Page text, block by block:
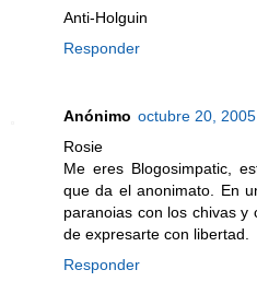
Anti-Holguin
Responder
Anónimo octubre 20, 2005
Rosie
Me eres Blogosimpatic,
que da el anonimato. En
paranoias con los chivas y
de expresarte con libertad.
Responder